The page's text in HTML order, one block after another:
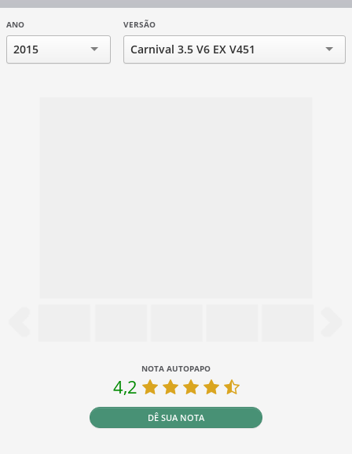
ANO
2015
VERSÃO
Carnival 3.5 V6 EX V451
NOTA AUTOPAPO
4,2
DÊ SUA NOTA